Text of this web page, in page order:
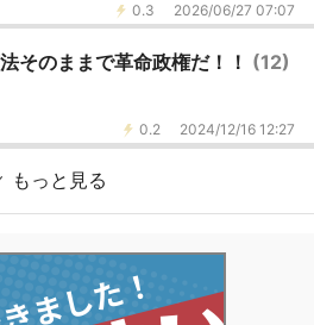
0.3 2026/06/27 07:07
そのままで革命政権だ！！ (12)
0.2 2024/12/16 12:27
もっと見る